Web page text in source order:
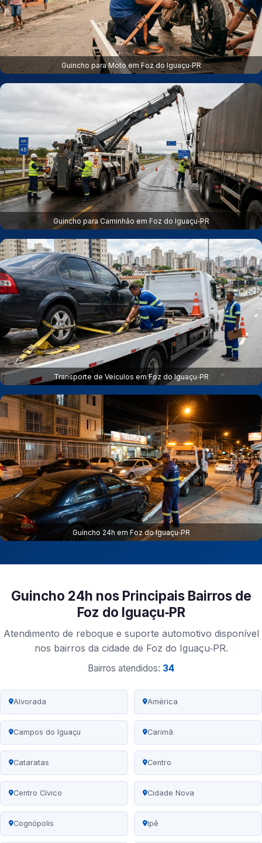
Guincho para Moto em Foz do Iguaçu‑PR
Guincho para Caminhão em Foz do Iguaçu‑PR
Transporte de Veículos em Foz do Iguaçu‑PR
Guincho 24h em Foz do Iguaçu‑PR
Guincho 24h nos Principais Bairros de
Foz do Iguaçu‑PR
Atendimento de reboque e suporte automotivo disponível
nos bairros da cidade de Foz do Iguaçu‑PR.
Bairros atendidos: 34
Alvorada América
Campos do Iguaçu Carimã
Cataratas Centro
Centro Cívico Cidade Nova
Cognópolis Ipê